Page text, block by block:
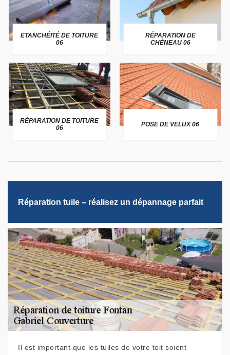
ETANCHÉITÉ DE TOITURE
06
RÉPARATION DE
CHÉNEAU 06
RÉPARATION DE TOITURE
06
POSE DE VELUX 06
Réparation tuile – réalisez un dépannage parfait
Il est important que les tuiles de votre toit soient